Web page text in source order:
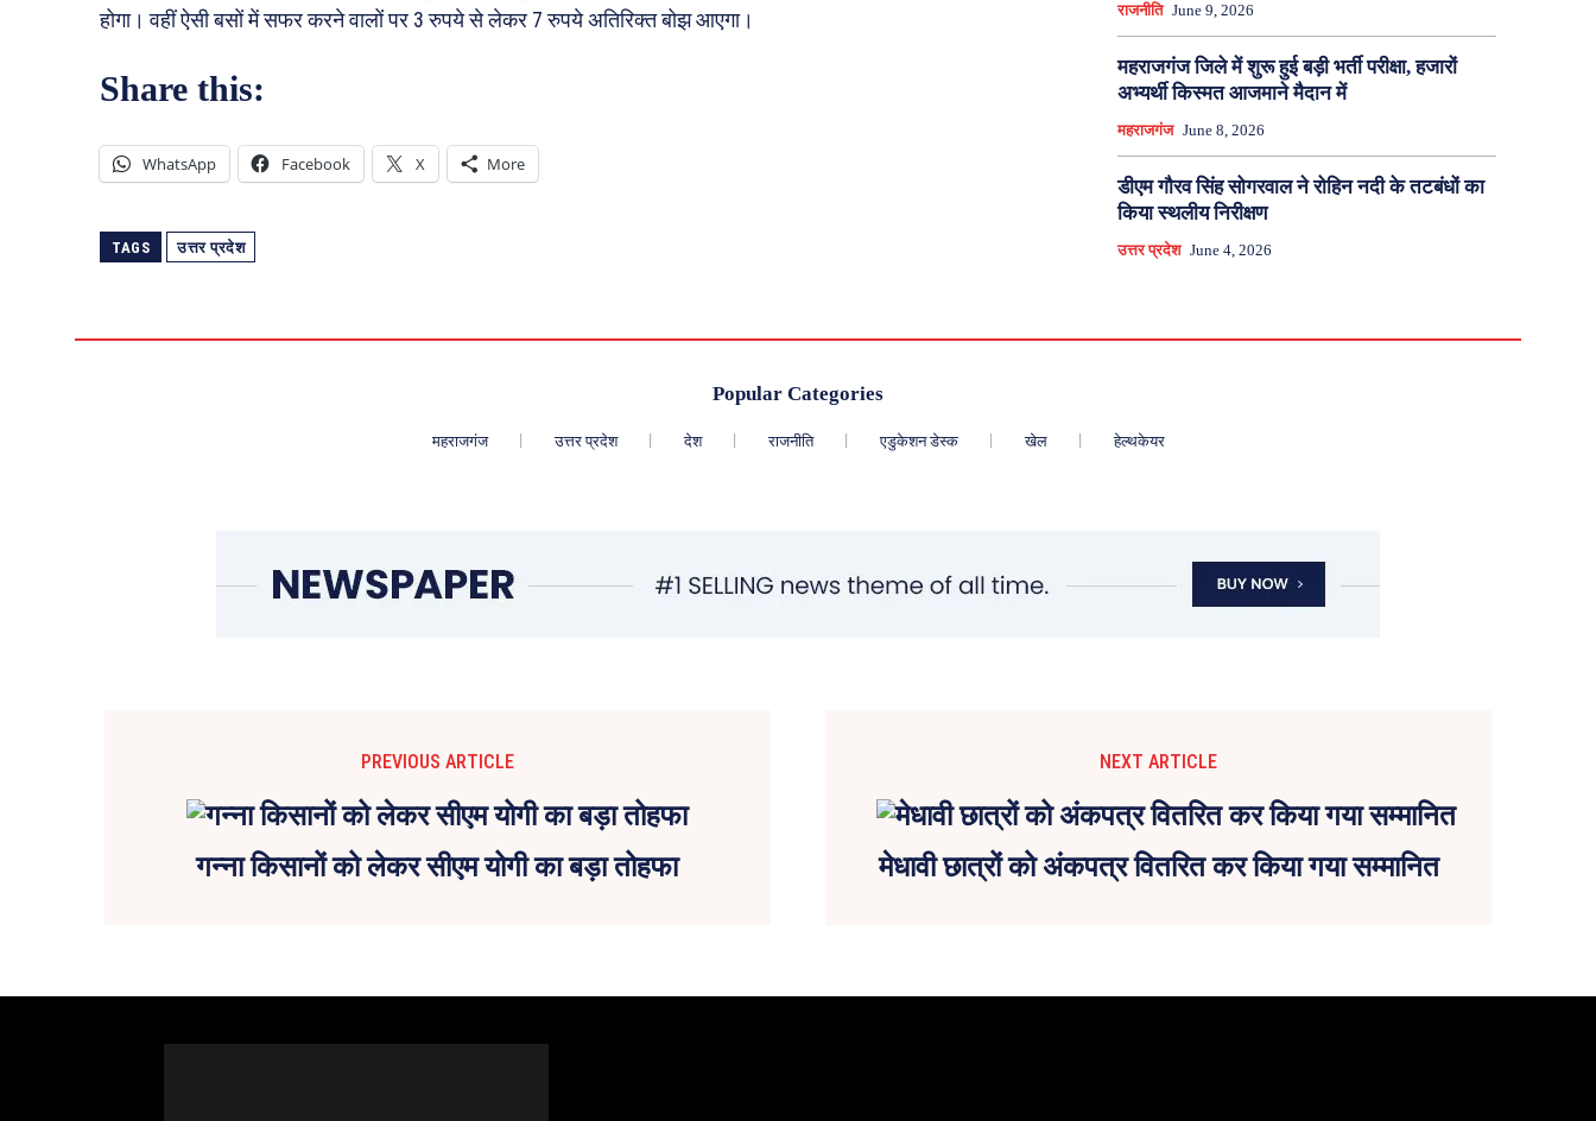
होगा। वहीं ऐसी बसों में सफर करने वालों पर 3 रुपये से लेकर 7 रुपये अतिरिक्त बोझ आएगा।
Share this:
WhatsApp Facebook X More
TAGS उत्तर प्रदेश
राजनीति June 9, 2026
महराजगंज जिले में शुरू हुई बड़ी भर्ती परीक्षा, हजारों
अभ्यर्थी किस्मत आजमाने मैदान में
महराजगंज June 8, 2026
डीएम गौरव सिंह सोगरवाल ने रोहिन नदी के तटबंधों का
किया स्थलीय निरीक्षण
उत्तर प्रदेश June 4, 2026
Popular Categories
महराजगंज उत्तर प्रदेश देश राजनीति एडुकेशन डेस्क खेल हेल्थकेयर
PREVIOUS ARTICLE
गन्ना किसानों को लेकर सीएम योगी का बड़ा तोहफा
NEXT ARTICLE
मेधावी छात्रों को अंकपत्र वितरित कर किया गया सम्मानित